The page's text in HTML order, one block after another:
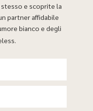
e scoprite la
partner affidabile
bianco e degli